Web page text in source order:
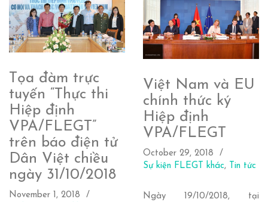
Tọa đàm trực
tuyến “Thực thi
Hiệp định
VPA/FLEGT”
trên báo điện tử
Dân Việt chiều
ngày 31/10/2018
November 1, 2018
Việt Nam và EU
chính thức ký
Hiệp định
VPA/FLEGT
October 29, 2018
Sự kiện FLEGT khác, Tin tức
Ngày 19/10/2018, tại